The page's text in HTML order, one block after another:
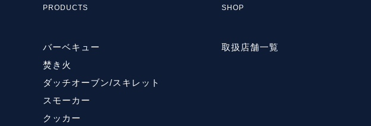
PRODUCTS
バーベキュー
焚き火
ダッチオーブン/スキレット
スモーカー
クッカー
SHOP
取扱店舗一覧